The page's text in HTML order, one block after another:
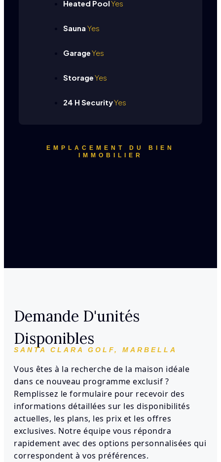
Heated PoolYes
Sauna Yes
GarageYes
StorageYes
24 H SecurityYes
EMPLACEMENT DU BIEN
IMMOBILIER
Demande D'unités
Disponibles
SANTA CLARA GOLF, MARBELLA
Vous êtes à la recherche de la maison idéale
dans ce nouveau programme exclusif ?
Remplissez le formulaire pour recevoir des
informations détaillées sur les disponibilités
actuelles, les plans, les prix et les offres
exclusives. Notre équipe vous répondra
rapidement avec des options personnalisées qui
correspondent à vos préférences.